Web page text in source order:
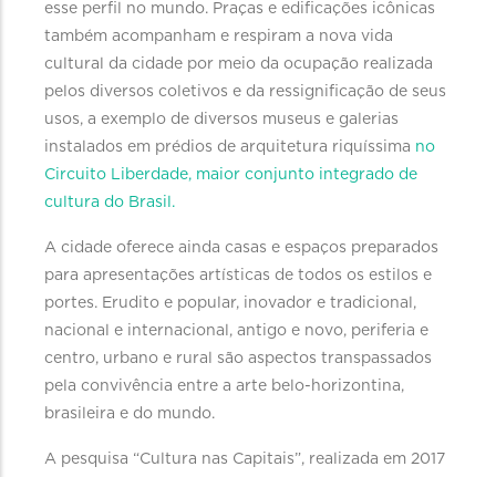
esse perfil no mundo. Praças e edificações icônicas
também acompanham e respiram a nova vida
cultural da cidade por meio da ocupação realizada
pelos diversos coletivos e da ressignificação de seus
usos, a exemplo de diversos museus e galerias
instalados em prédios de arquitetura riquíssima no
Circuito Liberdade, maior conjunto integrado de
cultura do Brasil.
A cidade oferece ainda casas e espaços preparados
para apresentações artísticas de todos os estilos e
portes. Erudito e popular, inovador e tradicional,
nacional e internacional, antigo e novo, periferia e
centro, urbano e rural são aspectos transpassados
pela convivência entre a arte belo-horizontina,
brasileira e do mundo.
A pesquisa “Cultura nas Capitais”, realizada em 2017